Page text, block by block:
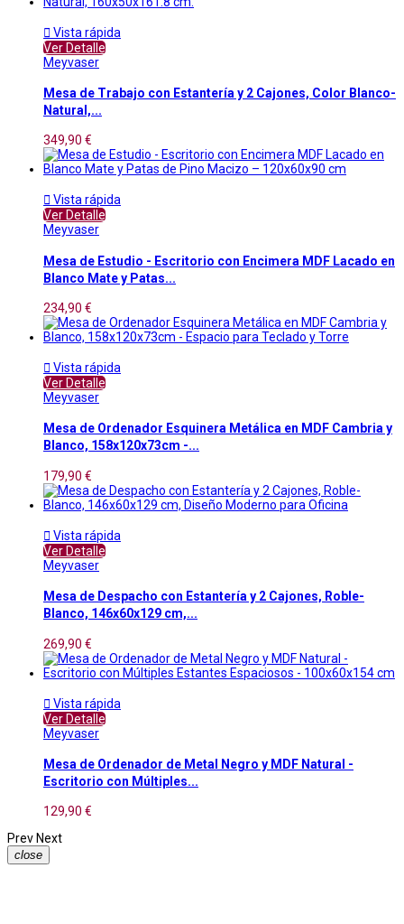
 Vista rápida
Ver Detalle
Meyvaser
Mesa de Trabajo con Estantería y 2 Cajones, Color Blanco-
Natural,...
349,90 €
 Vista rápida
Ver Detalle
Meyvaser
Mesa de Estudio - Escritorio con Encimera MDF Lacado en
Blanco Mate y Patas...
234,90 €
 Vista rápida
Ver Detalle
Meyvaser
Mesa de Ordenador Esquinera Metálica en MDF Cambria y
Blanco, 158x120x73cm -...
179,90 €
 Vista rápida
Ver Detalle
Meyvaser
Mesa de Despacho con Estantería y 2 Cajones, Roble-
Blanco, 146x60x129 cm,...
269,90 €
 Vista rápida
Ver Detalle
Meyvaser
Mesa de Ordenador de Metal Negro y MDF Natural -
Escritorio con Múltiples...
129,90 €
Prev Next
close